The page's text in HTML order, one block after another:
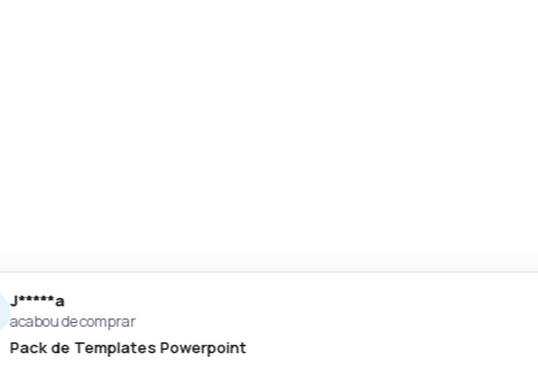
acabou de comprar
Pack de Templates Powerpoint